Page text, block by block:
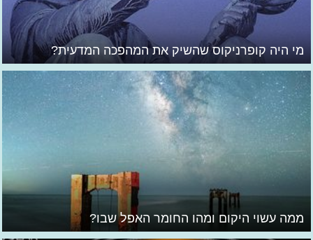
מי היה קופרניקוס שהשיק את המהפכה המדעית?
ממה עשוי היקום ומהו החומר האפל שבו?